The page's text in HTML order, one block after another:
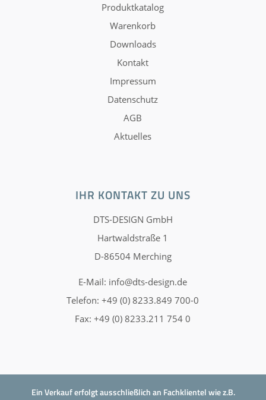
Produktkatalog
Warenkorb
Downloads
Kontakt
Impressum
Datenschutz
AGB
Aktuelles
IHR KONTAKT ZU UNS
DTS-DESIGN GmbH
Hartwaldstraße 1
D-86504 Merching
E-Mail: info@dts-design.de
Telefon: +49 (0) 8233.849 700-0
Fax: +49 (0) 8233.211 754 0
Ein Verkauf erfolgt ausschließlich an Fachklientel wie z.B.